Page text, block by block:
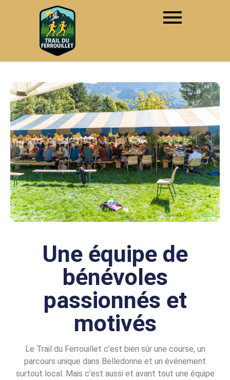
Une équipe de
bénévoles
passionnés et
motivés
Le Trail du Ferrouillet c’est bien sûr une course, un
parcours unique dans Belledonne et un événement
surtout local. Mais c’est aussi et avant tout une équipe